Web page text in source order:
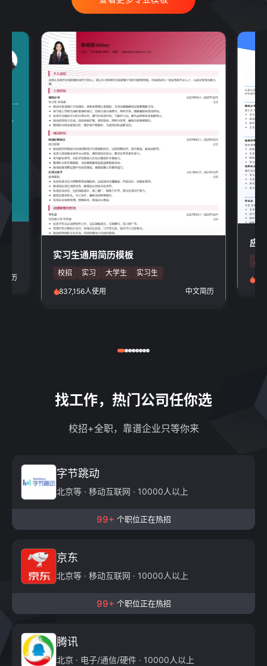
简历
实习生通用简历模板
校招 实习 大学生 实习生
837,156人使用 中文简历
应
应
找工作，热门公司任你选
校招+全职，靠谱企业只等你来
字节跳动
北京等 · 移动互联网 · 10000人以上
99+ 个职位正在热招
京东
北京等 · 移动互联网 · 10000人以上
99+ 个职位正在热招
腾讯
北京 · 电子/通信/硬件 · 10000人以上